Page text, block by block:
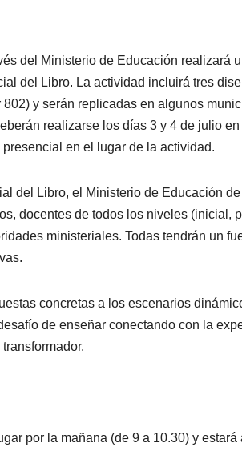
del Ministerio de Educación realizará
del Libro. La actividad incluirá tres
y serán replicadas en algunos
realizarse los días 3 y 4 de julio
en el lugar de la actividad.
del Libro, el Ministerio de Educación
docentes de todos los niveles (inicial,
ministeriales. Todas tendrán un
concretas a los escenarios
de enseñar conectando con la
por la mañana (de 9 a 10.30) y